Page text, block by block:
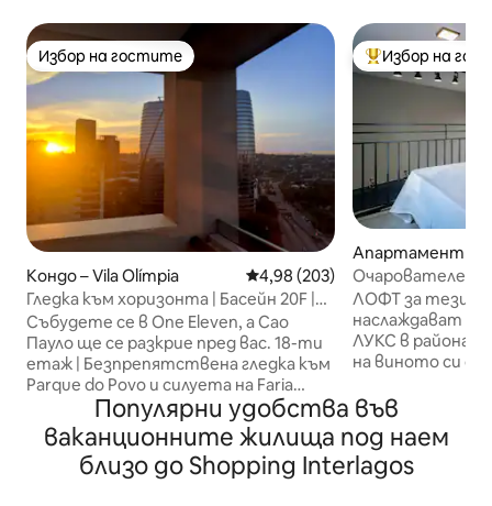
Избор на гостите
Избор на гостите
Кондо – Vila Olímpia Средна оценка: 4,98 от 5,
4,98 (203)
Гледка към хоризонта | Басейн 20F |
Vila Olímpia – Itaim SP
Събудете се в One Eleven, а Сао
Пауло ще се разкрие пред вас. 18-ти
етаж | Безпрепятствена гледка към
Parque do Povo и силуета на Faria
Lima. Първокласно местоположение
между Вила Олимпия и Итаим. Тиха
стая със затъмняващи завеси,
интернет със скорост 600 Mbps, 4K
Най-популярен
Избор на
Апартамент –
Очарователен
Expo + A/C
ЛОФТ за тези,
наслаждават
ЛУКС в района! Елате и се насладете
на виното си
плащате само
консумирате.
Mercadinho и
Десен крак от
легло + ДВОЕН
Популярни удобства във
ваканционните жилища под наем
близо до Shopping Interlagos